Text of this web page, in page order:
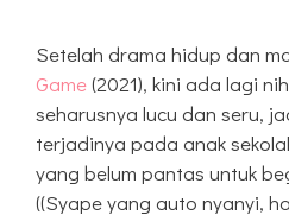
Setelah drama hidup dan
Game(2021), kini ada lagi
seharusnya lucu dan seru,
terjadinya pada anak
yang belum pantas untuk
((Syape yang auto nyanyi,